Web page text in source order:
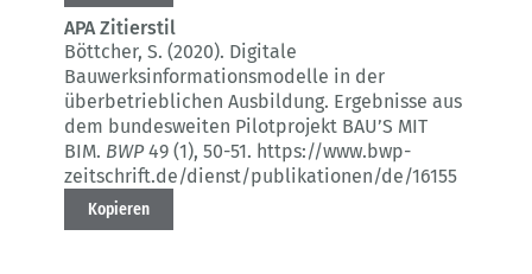
APA Zitierstil
Böttcher, S. (2020). Digitale
Bauwerksinformationsmodelle in der
überbetrieblichen Ausbildung. Ergebnisse aus
dem bundesweiten Pilotprojekt BAU’S MIT
BIM. BWP49 (1), 50-51. https://www.bwp-
zeitschrift.de/dienst/publikationen/de/16155
Kopieren